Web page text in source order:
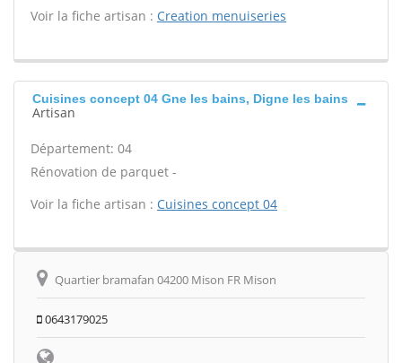
Voir la fiche artisan : Creation menuiseries
Cuisines concept 04 Gne les bains, Digne les bains
Artisan
Département: 04
Rénovation de parquet -
Voir la fiche artisan : Cuisines concept 04
Quartier bramafan 04200 Mison FR Mison
0643179025